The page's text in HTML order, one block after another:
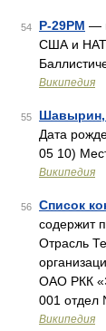
54 Р-29РМ —
США и
Википедия
55 Шавырин,
Дата
05 10)
Википедия
56 Список
содержит
Отрасль
ОАО РКК
001
Википедия